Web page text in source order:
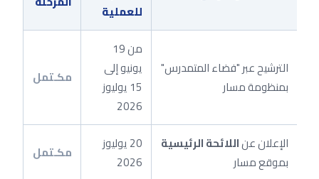
للعملية
الترشيح عبر "فضاء المتمدرس"
بمنظومة مسار
من 19
يونيو إلى
15 يوليوز
2026
مكـتمل
الإعلان عناللائحة الرئيسية
بموقع مسار
20 يوليوز
2026
مكـتمل